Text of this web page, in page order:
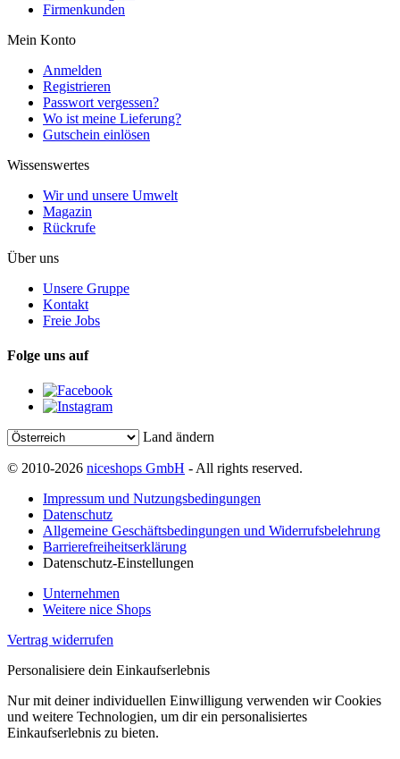
Firmenkunden
Mein Konto
Anmelden
Registrieren
Passwort vergessen?
Wo ist meine Lieferung?
Gutschein einlösen
Wissenswertes
Wir und unsere Umwelt
Magazin
Rückrufe
Über uns
Unsere Gruppe
Kontakt
Freie Jobs
Folge uns auf
Land ändern
© 2010-2026 niceshops GmbH - All rights reserved.
Impressum und Nutzungsbedingungen
Datenschutz
Allgemeine Geschäftsbedingungen und Widerrufsbelehrung
Barrierefreiheitserklärung
Datenschutz-Einstellungen
Unternehmen
Weitere nice Shops
Vertrag widerrufen
Personalisiere dein Einkaufserlebnis
Nur mit deiner individuellen Einwilligung verwenden wir Cookies
und weitere Technologien, um dir ein personalisiertes
Einkaufserlebnis zu bieten.